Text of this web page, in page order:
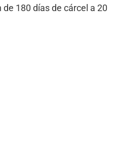
180 días de cárcel a 20